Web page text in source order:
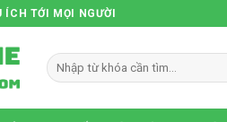
ÍCH TỚI MỌI NGƯỜI